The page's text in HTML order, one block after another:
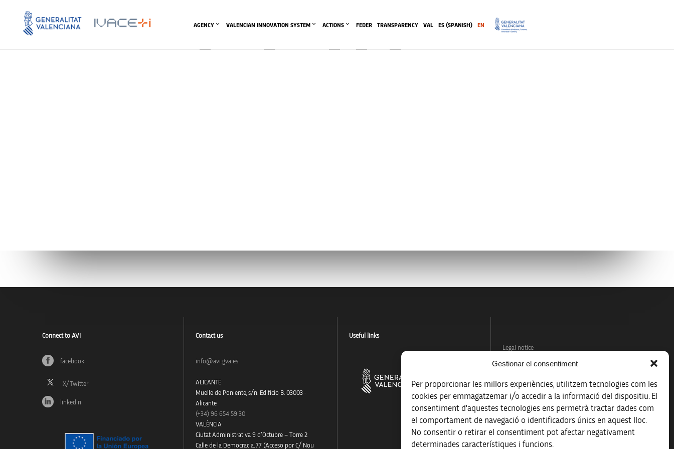
Gestionar el consentiment
Per proporcionar les millors experiències, utilitzem tecnologies com les
cookies per emmagatzemar i/o accedir a la informació del dispositiu. El
consentiment d'aquestes tecnologies ens permetrà tractar dades com
el comportament de navegació o identificadors únics en aquest lloc.
No consentir o retirar el consentiment pot afectar negativament
determinades característiques i funcions.
AGENCY VALENCIAN INNOVATION SYSTEM ACTIONS FEDER TRANSPARENCY .
VAL ES (SPANISH) EN
Connect to AVI
facebook
linkedin
Contact us
info@avi.gva.es
ALICANTE
Muelle de Poniente, s/n. Edificio B. 03003 ·
Alicante
(+34) 96 654 59 30
VALÈNCIA
Ciutat Administrativa 9 d’Octubre – Torre 2
Calle de la Democracia, 77 (Acceso por C/ Nou
Useful links
Legal notice
Accessibility
Site map